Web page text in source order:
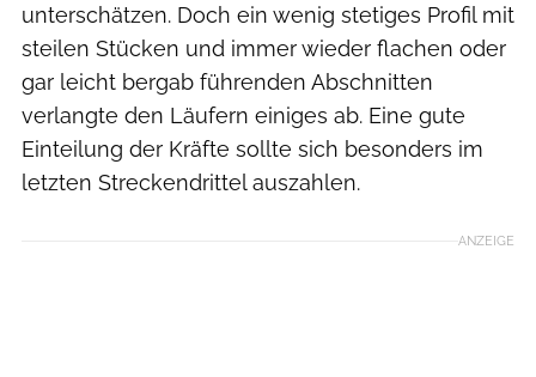
unterschätzen. Doch ein wenig stetiges Profil mit
steilen Stücken und immer wieder flachen oder
gar leicht bergab führenden Abschnitten
verlangte den Läufern einiges ab. Eine gute
Einteilung der Kräfte sollte sich besonders im
letzten Streckendrittel auszahlen.
ANZEIGE